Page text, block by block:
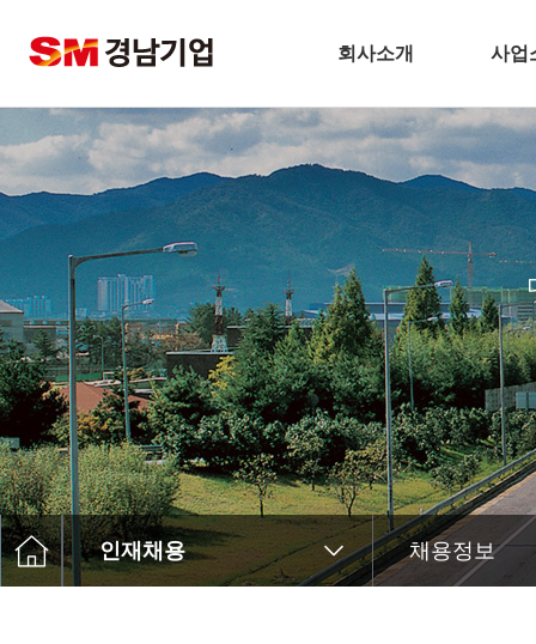
회사소개
기업개요
CEO 인사말
비전
주요연혁
경남기업 네트워크
안전보건방침
기술경영
환경경영
찾아오시는길
사업
주택
토
플
환
해
인테
인재채용 채용정보